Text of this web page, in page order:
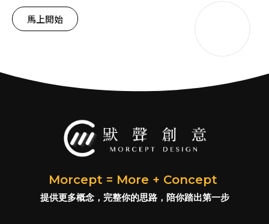
馬上開始
Morcept = More + Concept
提供更多概念，完整你的思路，陪你踏出第一步